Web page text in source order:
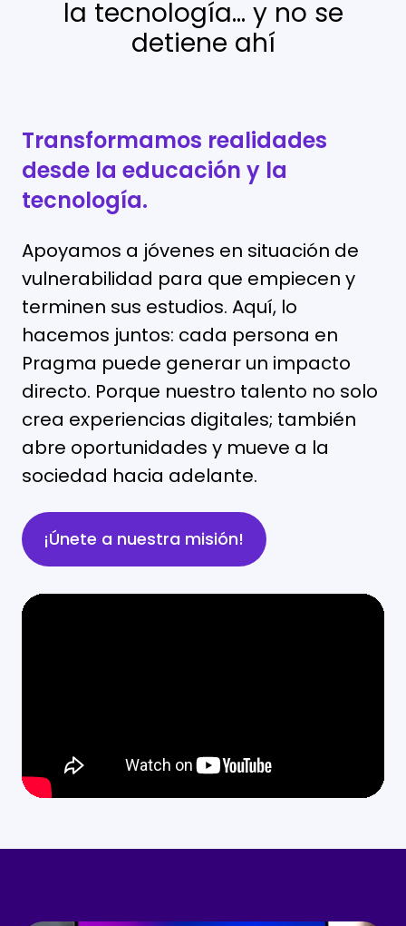
la tecnología… y no se
detiene ahí
Transformamos realidades
desde la educación y la
tecnología.
Apoyamos a jóvenes en situación de
vulnerabilidad para que empiecen y
terminen sus estudios. Aquí, lo
hacemos juntos: cada persona en
Pragma puede generar un impacto
directo. Porque nuestro talento no solo
crea experiencias digitales; también
abre oportunidades y mueve a la
sociedad hacia adelante.
¡Únete a nuestra misión!